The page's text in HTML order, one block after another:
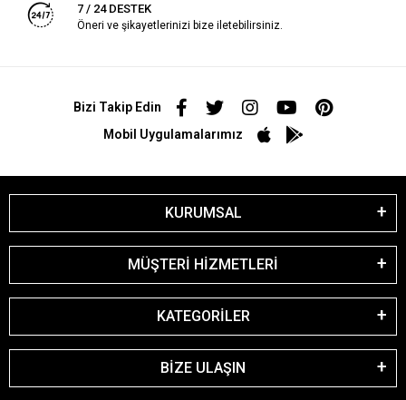
7 / 24 DESTEK
Öneri ve şikayetlerinizi bize iletebilirsiniz.
Bizi Takip Edin
Mobil Uygulamalarımız
KURUMSAL
MÜŞTERİ HİZMETLERİ
KATEGORİLER
BİZE ULAŞIN